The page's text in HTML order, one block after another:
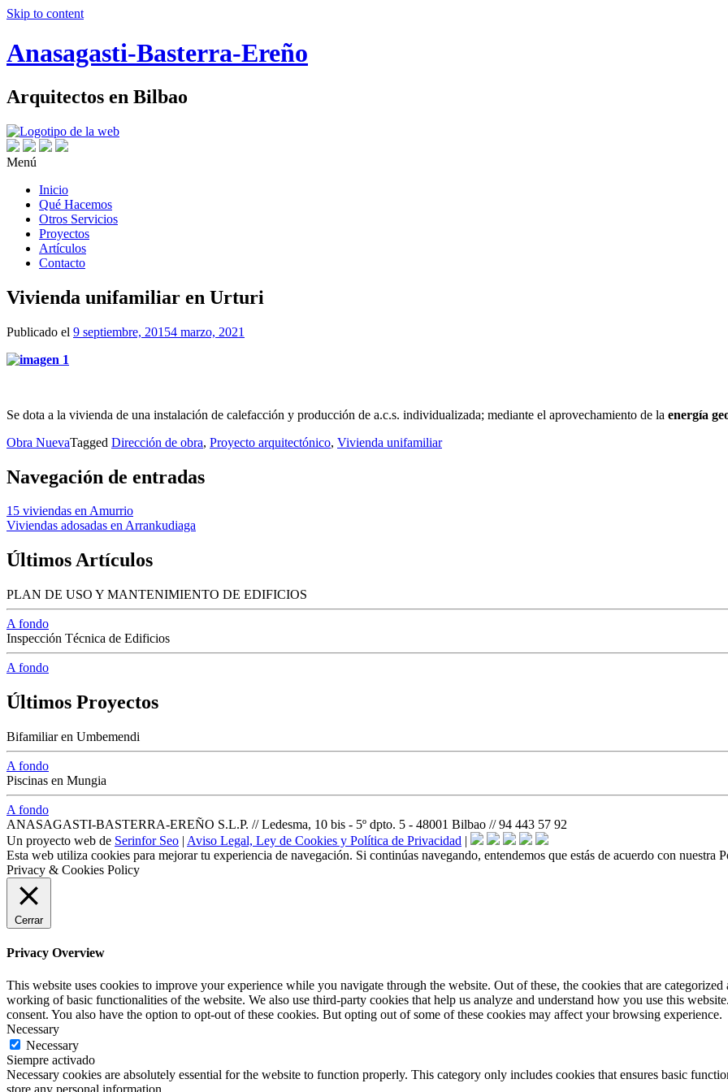
Skip to content
Anasagasti-Basterra-Ereño
Arquitectos en Bilbao
Menú
Inicio
Qué Hacemos
Otros Servicios
Proyectos
Artículos
Contacto
Vivienda unifamiliar en Urturi
Publicado el 9 septiembre, 20154 marzo, 2021
Se dota a la vivienda de una instalación de calefacción y producción de a.c.s. individualizada; mediante el aprovechamiento de la energía
Obra NuevaTagged Dirección de obra, Proyecto arquitectónico, Vivienda unifamiliar
Navegación de entradas
15 viviendas en Amurrio
Viviendas adosadas en Arrankudiaga
Últimos Artículos
PLAN DE USO Y MANTENIMIENTO DE EDIFICIOS
A fondo
Inspección Técnica de Edificios
A fondo
Últimos Proyectos
Bifamiliar en Umbemendi
A fondo
Piscinas en Mungia
A fondo
ANASAGASTI-BASTERRA-EREÑO S.L.P. // Ledesma, 10 bis - 5º dpto. 5 - 48001 Bilbao // 94 443 57 92
Un proyecto web de Serinfor Seo | Aviso Legal, Ley de Cookies y Política de Privacidad |
Esta web utiliza cookies para mejorar tu experiencia de navegación. Si continúas navegando, entendemos que estás de acuerdo con nuestra
Privacy & Cookies Policy
Cerrar
Privacy Overview
This website uses cookies to improve your experience while you navigate through the website. Out of these, the cookies that are categorized
working of basic functionalities of the website. We also use third-party cookies that help us analyze and understand how you use this
consent. You also have the option to opt-out of these cookies. But opting out of some of these cookies may affect your browsing experience.
Necessary
Necessary
Siempre activado
Necessary cookies are absolutely essential for the website to function properly. This category only includes cookies that ensures basic
store any personal information.